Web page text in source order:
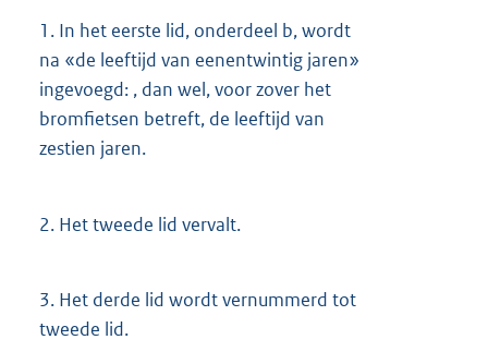
1. In het eerste lid, onderdeel b, wordt
na «de leeftijd van eenentwintig jaren»
ingevoegd: , dan wel, voor zover het
bromfietsen betreft, de leeftijd van
zestien jaren.
2. Het tweede lid vervalt.
3. Het derde lid wordt vernummerd tot
tweede lid.